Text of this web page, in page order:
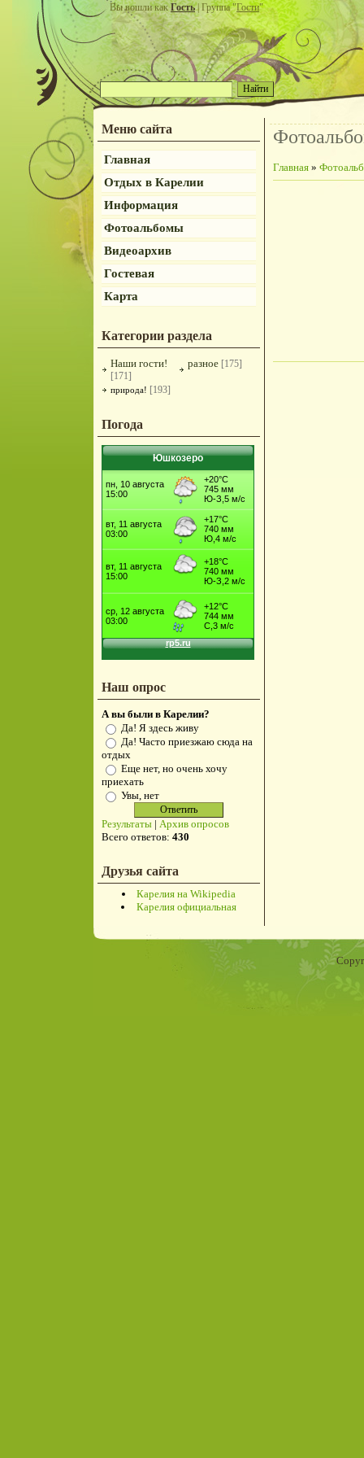
Вы вошли какГость| Группа "Гости"
Меню сайта
Главная
Отдых в Карелии
Информация
Фотоальбомы
Видеоархив
Гостевая
Карта
Категории раздела
Наши гости!
[171]
разное [175]
природа! [193]
Погода
Юшкозеро
Наш опрос
А вы были в Карелии?
Да! Я здесь живу
Да! Часто приезжаю сюда на
отдых
Еще нет, но очень хочу
приехать
Увы, нет
Результаты | Архив опросов
Всего ответов: 430
Друзья сайта
Карелия на Wikipedia
Карелия официальная
Главная »